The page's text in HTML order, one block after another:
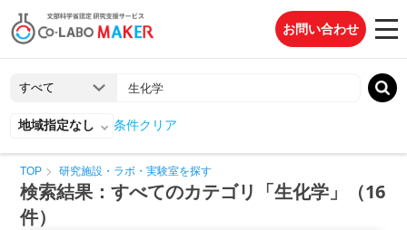
お問い合わせ
地域指定なし 条件クリア
TOP 研究施設・ラボ・実験室を探す
検索結果：すべてのカテゴリ「生化学」（16
件）